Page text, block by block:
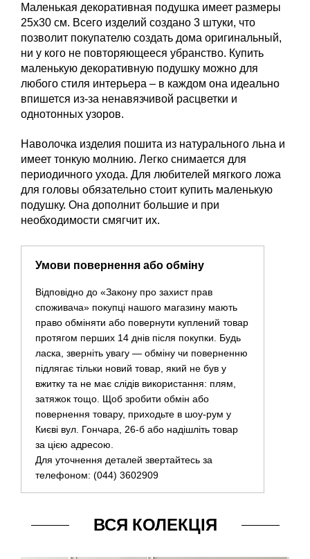
Маленькая декоративная подушка имеет размеры
25х30 см. Всего изделий создано 3 штуки, что
позволит покупателю создать дома оригинальный,
ни у кого не повторяющееся убранство. Купить
маленькую декоративную подушку можно для
любого стиля интерьера – в каждом она идеально
впишется из-за ненавязчивой расцветки и
однотонных узоров.
Наволочка изделия пошита из натурального льна и
имеет тонкую молнию. Легко снимается для
периодичного ухода. Для любителей мягкого ложа
для головы обязательно стоит купить маленькую
подушку. Она дополнит большие и при
необходимости смягчит их.
Умови повернення або обміну
Відповідно до «Закону про захист прав
споживача» покупці нашого магазину мають
право обміняти або повернути куплений товар
протягом перших 14 днів після покупки. Будь
ласка, зверніть увагу — обміну чи поверненню
підлягає тільки новий товар, який не був у
вжитку та не має слідів використання: плям,
затяжок тощо. Щоб зробити обмін або
повернення товару, приходьте в шоу-рум у
Києві вул. Гончара, 26-б або надішліть товар
за цією адресою.
Для уточнення деталей звертайтесь за
телефоном: (044) 3602909
ВСЯ КОЛЕКЦІЯ